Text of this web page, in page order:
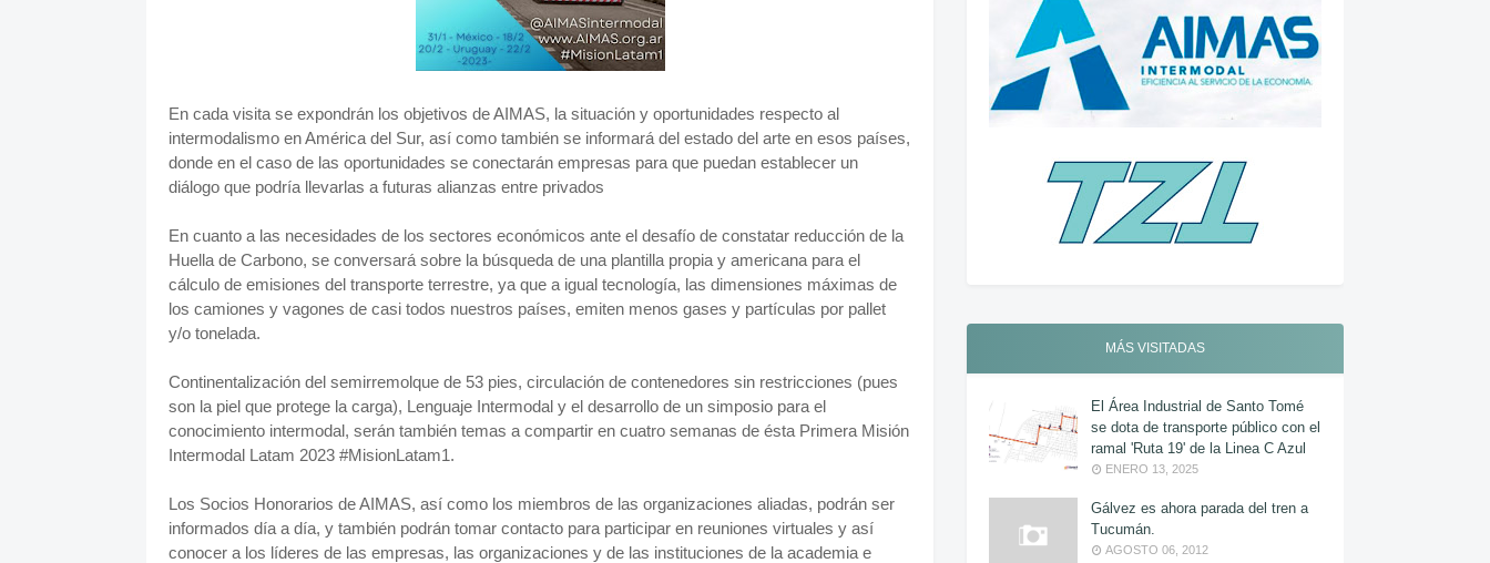
En cada visita se expondrán los objetivos de AIMAS, la situación y oportunidades respecto al
intermodalismo en América del Sur, así como también se informará del estado del arte en esos países,
donde en el caso de las oportunidades se conectarán empresas para que puedan establecer un
diálogo que podría llevarlas a futuras alianzas entre privados
En cuanto a las necesidades de los sectores económicos ante el desafío de constatar reducción de la
Huella de Carbono, se conversará sobre la búsqueda de una plantilla propia y americana para el
cálculo de emisiones del transporte terrestre, ya que a igual tecnología, las dimensiones máximas de
los camiones y vagones de casi todos nuestros países, emiten menos gases y partículas por pallet
y/o tonelada.
Continentalización del semirremolque de 53 pies, circulación de contenedores sin restricciones (pues
son la piel que protege la carga), Lenguaje Intermodal y el desarrollo de un simposio para el
conocimiento intermodal, serán también temas a compartir en cuatro semanas de ésta Primera Misión
Intermodal Latam 2023 #MisionLatam1.
Los Socios Honorarios de AIMAS, así como los miembros de las organizaciones aliadas, podrán ser
informados día a día, y también podrán tomar contacto para participar en reuniones virtuales y así
conocer a los líderes de las empresas, las organizaciones y de las instituciones de la academia e
MÁS VISITADAS
El Área Industrial de Santo Tomé
se dota de transporte público con el
ramal 'Ruta 19' de la Linea C Azul
ENERO 13, 2025
Gálvez es ahora parada del tren a
Tucumán.
AGOSTO 06, 2012